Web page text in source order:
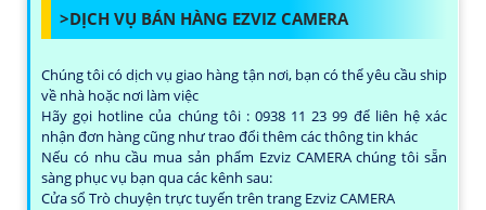
>DỊCH VỤ BÁN HÀNG EZVIZ CAMERA
Chúng tôi có dịch vụ giao hàng tận nơi, bạn có thể yêu cầu ship
về nhà hoặc nơi làm việc
Hãy gọi hotline của chúng tôi : 0938 11 23 99 để liên hệ xác
nhận đơn hàng cũng như trao đổi thêm các thông tin khác
Nếu có nhu cầu mua sản phẩm Ezviz CAMERA chúng tôi sẵn
sàng phục vụ bạn qua các kênh sau:
Cửa sổ Trò chuyện trực tuyến trên trang Ezviz CAMERA